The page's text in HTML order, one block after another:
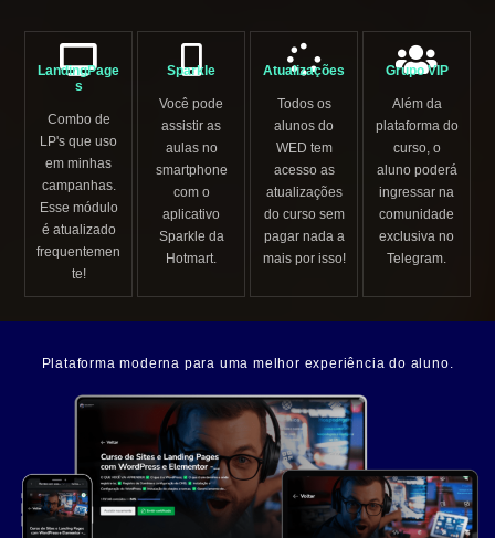
LandingPage
s
Combo de
LP's que uso
em minhas
campanhas.
Esse módulo
é atualizado
frequentemen
te!
Sparkle
Você pode
assistir as
aulas no
smartphone
com o
aplicativo
Sparkle da
Hotmart.
Atualizações
Todos os
alunos do
WED tem
acesso as
atualizações
do curso sem
pagar nada a
mais por isso!
Grupo VIP
Além da
plataforma do
curso, o
aluno poderá
ingressar na
comunidade
exclusiva no
Telegram.
Plataforma moderna para uma melhor experiência do aluno.